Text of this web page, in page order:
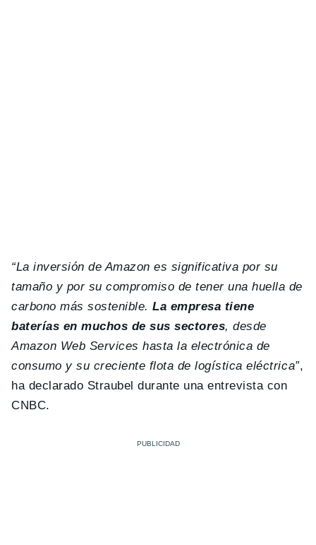
“La inversión de Amazon es significativa por su
tamaño y por su compromiso de tener una huella de
carbono más sostenible.La empresa tiene
baterías en muchos de sus sectores, desde
Amazon Web Services hasta la electrónica de
consumo y su creciente flota de logística eléctrica”,
ha declarado Straubel durante una entrevista con
CNBC.